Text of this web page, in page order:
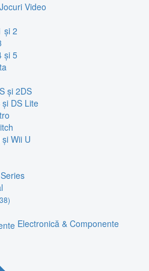
Video
și 2
și 5
și 2DS
DS Lite
Wii U
Electronică & Componente